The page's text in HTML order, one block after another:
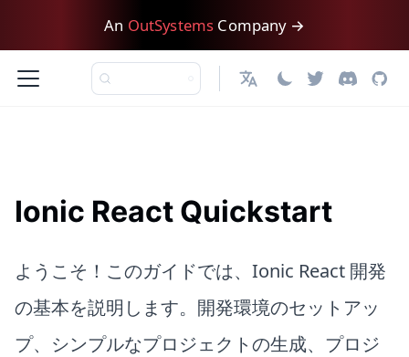
An OutSystems Company →
日本語
Ionic React Quickstart
ようこそ！このガイドでは、Ionic React 開発
の基本を説明します。開発環境のセットアッ
プ、シンプルなプロジェクトの生成、プロジ